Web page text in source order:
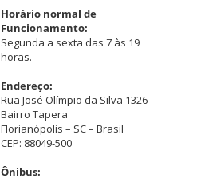
Horário normal de
Funcionamento:
Segunda a sexta das 7 às 19
horas.
Endereço:
Rua José Olímpio da Silva 1326 –
Bairro Tapera
Florianópolis – SC – Brasil
CEP: 88049-500
Ônibus: